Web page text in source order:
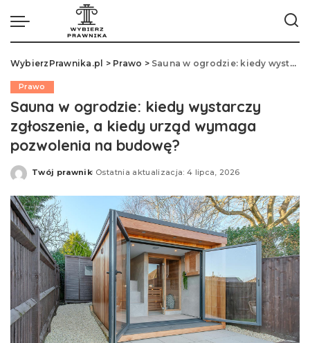
WybierzPrawnika.pl > Prawo > Sauna w ogrodzie: kiedy wystarczy zgłoszenie, a kiedy urząd wymaga pozwolenia na budowę?
Prawo
Sauna w ogrodzie: kiedy wystarczy
zgłoszenie, a kiedy urząd wymaga
pozwolenia na budowę?
Opublikowane
Twój prawnik Ostatnia aktualizacja: 4 lipca, 2026